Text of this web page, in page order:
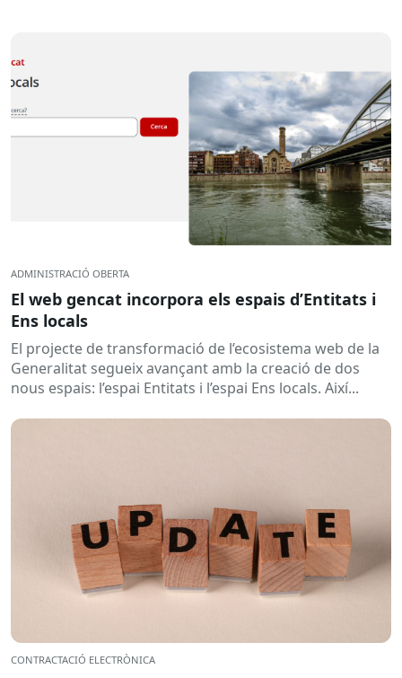
ADMINISTRACIÓ OBERTA
El web gencat incorpora els espais d’Entitats i
Ens locals
El projecte de transformació de l’ecosistema web de la
Generalitat segueix avançant amb la creació de dos
nous espais: l’espai Entitats i l’espai Ens locals. Així...
CONTRACTACIÓ ELECTRÒNICA